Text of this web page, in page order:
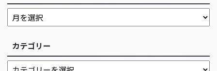
カテゴリー